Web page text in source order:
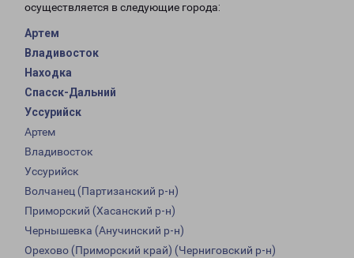
осуществляется в следующие города:
Артем
Владивосток
Находка
Спасск-Дальний
Уссурийск
Артем
Владивосток
Уссурийск
Волчанец (Партизанский р-н)
Приморский (Хасанский р-н)
Чернышевка (Анучинский р-н)
Орехово (Приморский край) (Черниговский р-н)